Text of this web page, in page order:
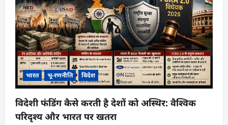
भारत भू-रणनीति विदेश
विदेशी फंडिंग कैसे करती है देशों को अस्थिर: वैश्विक
परिदृश्य और भारत पर खतरा